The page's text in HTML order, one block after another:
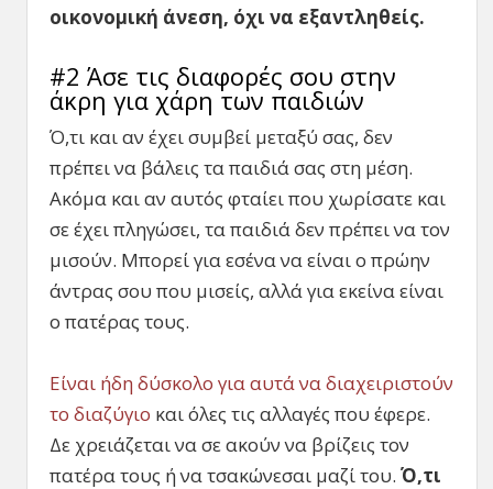
οικονομική άνεση, όχι να εξαντληθείς.
#2 Άσε τις διαφορές σου στην
άκρη για χάρη των παιδιών
Ό,τι και αν έχει συμβεί μεταξύ σας, δεν
πρέπει να βάλεις τα παιδιά σας στη μέση.
Ακόμα και αν αυτός φταίει που χωρίσατε και
σε έχει πληγώσει, τα παιδιά δεν πρέπει να τον
μισούν. Μπορεί για εσένα να είναι ο πρώην
άντρας σου που μισείς, αλλά για εκείνα είναι
ο πατέρας τους.
Είναι ήδη δύσκολο για αυτά να διαχειριστούν
το διαζύγιο και όλες τις αλλαγές που έφερε.
Δε χρειάζεται να σε ακούν να βρίζεις τον
πατέρα τους ή να τσακώνεσαι μαζί του. Ό,τι